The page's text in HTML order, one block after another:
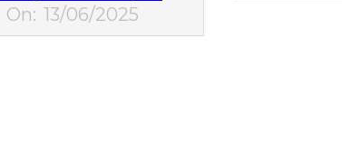
On: 13/06/2025